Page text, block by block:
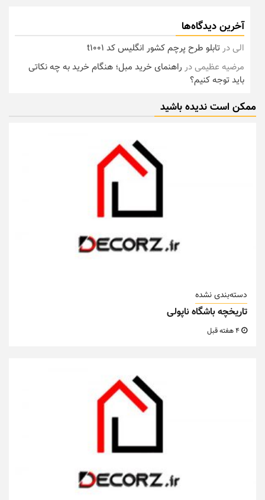
آخرین دیدگاه‌ها
الیدرتابلو طرح پرچم کشور انگلیس کد t1001
مرضیه عظیمیدر راهنمای خرید مبل؛ هنگام خرید به چه نکاتی
باید توجه کنیم؟
ممکن است ندیده باشید
دسته‌بندی نشده
تاریخچه باشگاه ناپولی